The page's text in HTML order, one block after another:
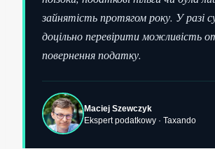
зайнятість протягом року. У разі
доцільно перевірити можливість
повернення податку.
Maciej Szewczyk
Ekspert podatkowy · Taxando